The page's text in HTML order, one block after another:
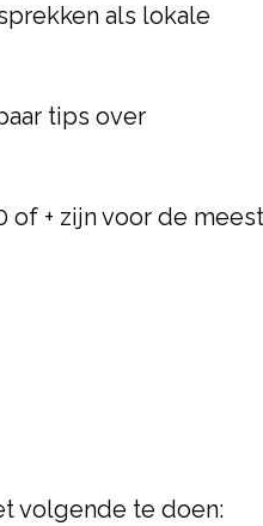
als lokale
tips over
of + zijn voor de
volgende te doen: